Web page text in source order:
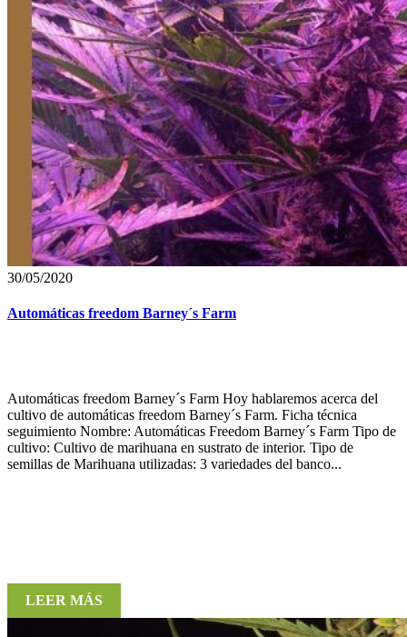
30/05/2020
Automáticas freedom Barney´s Farm
Automáticas freedom Barney´s Farm Hoy hablaremos acerca del
cultivo de automáticas freedom Barney´s Farm. Ficha técnica
seguimiento Nombre: Automáticas Freedom Barney´s Farm Tipo de
cultivo: Cultivo de marihuana en sustrato de interior. Tipo de
semillas de Marihuana utilizadas: 3 variedades del banco...
LEER MÁS